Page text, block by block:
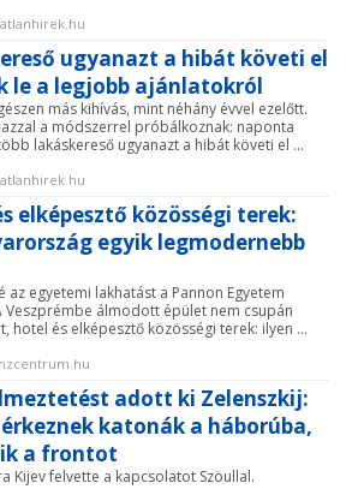
ugyanazt a hibát követi el
le a legjobb ajánlatokról
más kihívás, mint néhány évvel ezelőtt.
a módszerrel próbálkoznak: naponta
lakáskereső ugyanazt a hibát követi el ...
elképesztő közösségi terek:
egyik legmodernebb
az egyetemi lakhatást a Pannon Egyetem
Veszprémbe álmodott épület nem csupán
hotel és elképesztő közösségi terek: ilyen ...
adott ki Zelenszkij:
katonák a háborúba,
a frontot
Kijev felvette a kapcsolatot Szöullal.